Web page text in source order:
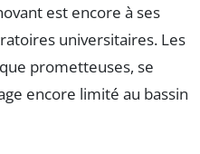
est encore à ses
universitaires. Les
prometteuses, se
encore limité au bassin